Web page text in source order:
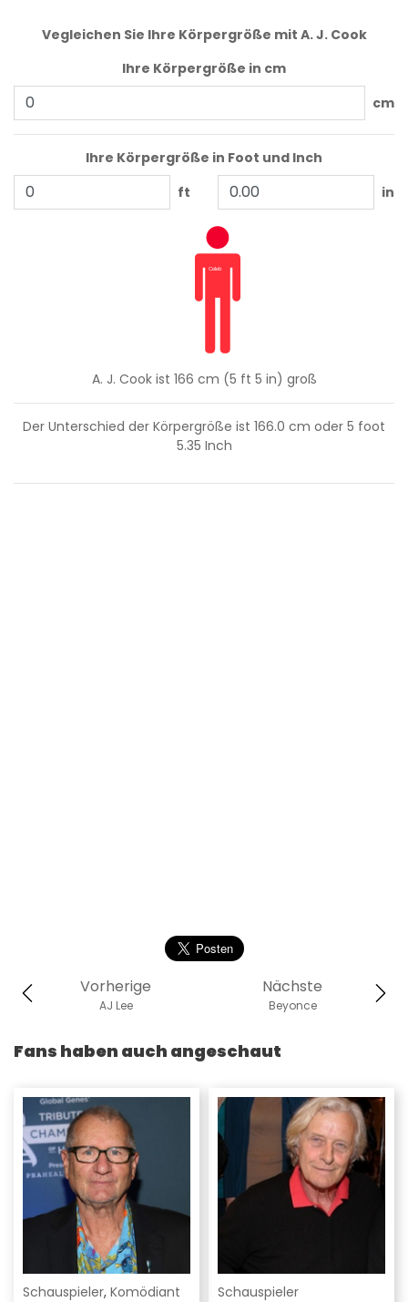
Vegleichen Sie Ihre Körpergröße mit A. J. Cook
Ihre Körpergröße in cm
cm
Ihre Körpergröße in Foot und Inch
ft
in
A. J. Cook ist 166 cm (5 ft 5 in) groß
Der Unterschied der Körpergröße ist 166.0 cm oder 5 foot
5.35 Inch
Nächste
Beyonce
Vorherige
AJ Lee
Fans haben auch angeschaut
Schauspieler, Komödiant Schauspieler